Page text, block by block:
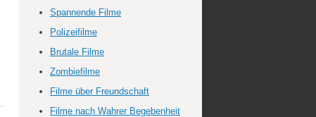
Spannende Filme
Polizeifilme
Brutale Filme
Zombiefilme
Filme über Freundschaft
Filme nach Wahrer Begebenheit